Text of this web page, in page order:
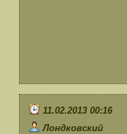
11.02.2013 00:16
Лондковский